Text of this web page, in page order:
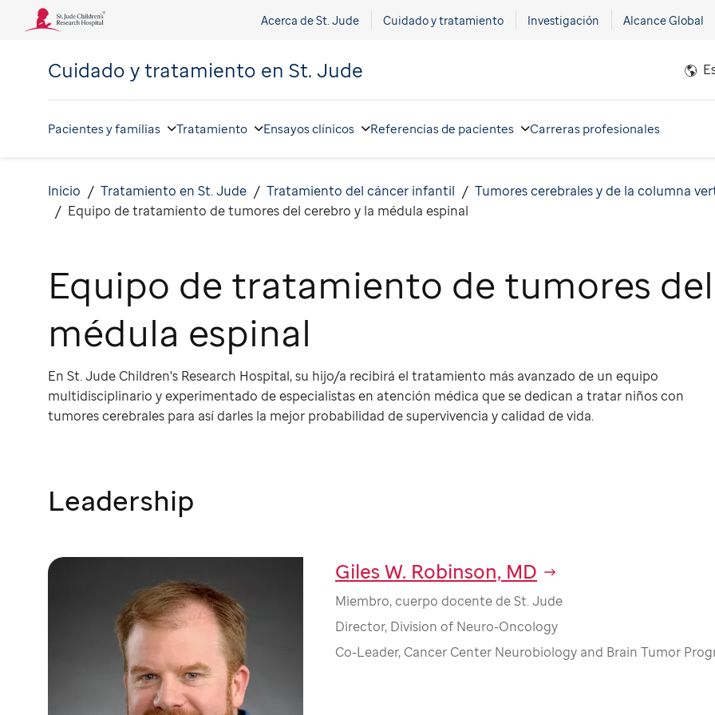
Acerca de St. Jude Cuidado y tratamiento Investigación Alcance Global
Cuidado y tratamiento en St. Jude
Pacientes y familias Tratamiento Ensayos clínicos Referencias de pacientes Carreras profesionales
Inicio Tratamiento en St. Jude Tratamiento del cáncer infantil
Tumores cerebrales y de la columna
Equipo de tratamiento de tumores del cerebro y la médula espinal
Equipo de tratamiento de tumores
médula espinal
En St. Jude Children's Research Hospital, su hijo/a recibirá el tratamiento más avanzado de un equipo
multidisciplinario y experimentado de especialistas en atención médica que se dedican a tratar niños con
tumores cerebrales para así darles la mejor probabilidad de supervivencia y calidad de vida.
Leadership
Giles W. Robinson, MD
Miembro, cuerpo docente de St. Jude
Director, Division of Neuro-Oncology
Co-Leader, Cancer Center Neurobiology and Brain Tumor